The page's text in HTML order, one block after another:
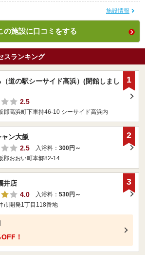
施設情報
の施設に口コミをする
スランキング
道の駅シーサイド高浜）(閉館しまし
2.5
郡高浜町下車持46-10 シーサイド高浜内
1
ン大飯
2.5
入浴料： 300円～
郡おおい町本郷82-14
2
井店
4.0
入浴料： 530円～
市開発1丁目118番地
！
3